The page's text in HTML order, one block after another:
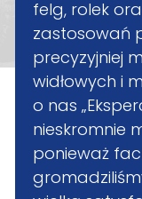
felg, rolek
zastosowań
precyzyjniej
widłowych i
o nas
nieskromnie
ponieważ